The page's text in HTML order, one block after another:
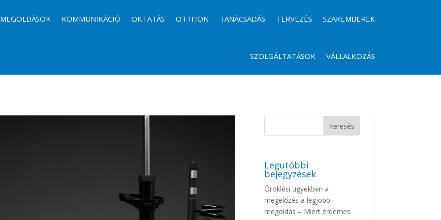
KOMMUNIKÁCIÓ OKTATÁS OTTHON TANÁCSADÁS TERVEZÉS SZAKEMBEREK
SZOLGÁLTATÁSOK VÁLLALKOZÁS
Legutóbbi
bejegyzések
Öröklési ügyekben a
megelőzés a legjobb
megoldás – Miért érdemes